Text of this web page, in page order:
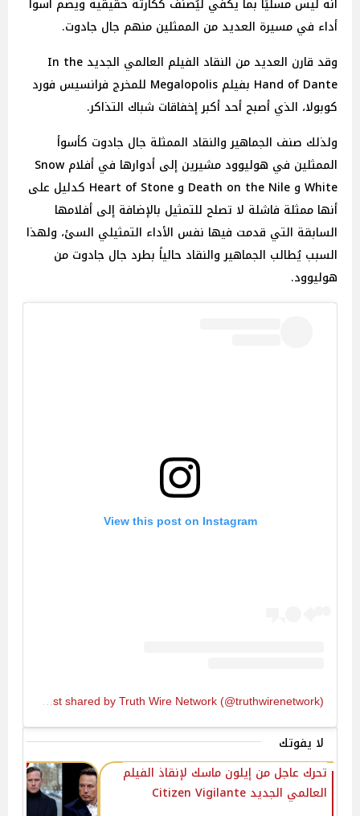
أنه ليس مسليًا بما يكفي ليُصنّف ككارثة حقيقية ويضم أسوأ
أداء في مسيرة العديد من الممثلين منهم جال جادوت.
وقد قارن العديد من النقاد الفيلم العالمي الجديد In the
Hand of Dante بفيلم Megalopolis للمخرج فرانسيس فورد
كوبولا، الذي أصبح أحد أكبر إخفاقات شباك التذاكر.
ولذلك صنف الجماهير والنقاد الممثلة جال جادوت كأسوأ
الممثلين في هوليوود مشيرين إلى أدوارها في أفلام Snow
White و Death on the Nile و Heart of Stone كدليل على
أنها ممثلة فاشلة لا تصلح للتمثيل بالإضافة إلى أفلامها
السابقة التي قدمت فيها نفس الأداء التمثيلي السئ، ولهذا
السبب يُطالب الجماهير والنقاد حالياً بطرد جال جادوت من
هوليوود.
View this post on Instagram
A post shared by Truth Wire Network (@truthwirenetwork)
لا يفوتك
تحرك عاجل من إيلون ماسك لإنقاذ الفيلم
العالمي الجديد Citizen Vigilante